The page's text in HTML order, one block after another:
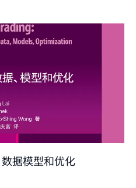
据模型和优化